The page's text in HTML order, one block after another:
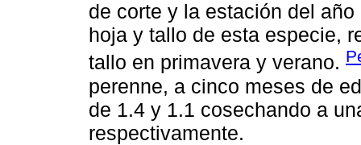
de corte y la estación del
hoja y tallo de esta especie,
tallo en primavera y verano.
perenne, a cinco meses de
de 1.4 y 1.1 cosechando a
respectivamente.